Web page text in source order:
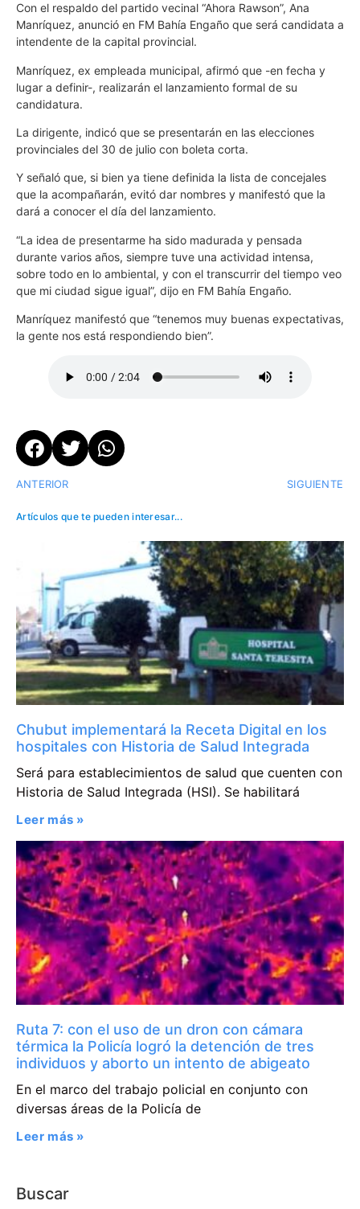
Con el respaldo del partido vecinal “Ahora Rawson”, Ana
Manríquez, anunció en FM Bahía Engaño que será candidata a
intendente de la capital provincial.
Manríquez, ex empleada municipal, afirmó que -en fecha y
lugar a definir-, realizarán el lanzamiento formal de su
candidatura.
La dirigente, indicó que se presentarán en las elecciones
provinciales del 30 de julio con boleta corta.
Y señaló que, si bien ya tiene definida la lista de concejales
que la acompañarán, evitó dar nombres y manifestó que la
dará a conocer el día del lanzamiento.
“La idea de presentarme ha sido madurada y pensada
durante varios años, siempre tuve una actividad intensa,
sobre todo en lo ambiental, y con el transcurrir del tiempo veo
que mi ciudad sigue igual”, dijo en FM Bahía Engaño.
Manríquez manifestó que “tenemos muy buenas expectativas,
la gente nos está respondiendo bien”.
ANTERIOR SIGUIENTE
Artículos que te pueden interesar...
Chubut implementará la Receta Digital en los
hospitales con Historia de Salud Integrada
Será para establecimientos de salud que cuenten con
Historia de Salud Integrada (HSI). Se habilitará
Leer más »
Ruta 7: con el uso de un dron con cámara
térmica la Policía logró la detención de tres
individuos y aborto un intento de abigeato
En el marco del trabajo policial en conjunto con
diversas áreas de la Policía de
Leer más »
Buscar